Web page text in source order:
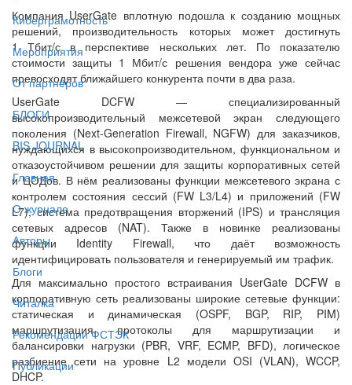
Киберграмотность
Мероприятия
От партнёров
БЛОГИ
BIS JOURNAL
Главная
О журнале
Авторы
Блоги
Читалка
Рекомендации ФСТЭК
Публикации
Компания UserGate вплотную подошла к созданию мощных
решений, производительность которых может достигнуть
1 Тбит/с в перспективе нескольких лет. По показателю
стоимости защиты 1 Мбит/с решения вендора уже сейчас
превосходят ближайшего конкурента почти в два раза.
UserGate DCFW — специализированный
высокопроизводительный межсетевой экран следующего
поколения (Next-Generation Firewall, NGFW) для заказчиков,
нуждающихся в высокопроизводительном, функциональном и
отказоустойчивом решении для защиты корпоративных сетей
и ЦОДов. В нём реализованы функции межсетевого экрана с
контролем состояния сессий (FW L3/L4) и приложений (FW
L7), система предотвращения вторжений (IPS) и трансляция
сетевых адресов (NAT). Также в новинке реализованы
функции Identity Firewall, что даёт возможность
идентифицировать пользователя и генерируемый им трафик.
Для максимально простого встраивания UserGate DCFW в
корпоративную сеть реализованы широкие сетевые функции:
статическая и динамическая (OSPF, BGP, RIP, PIM)
маршрутизация, протоколы для маршрутизации и
балансировки нагрузки (PBR, VRF, ECMP, BFD), логическое
разбиение сети на уровне L2 модели OSI (VLAN), WCCP,
DHCP.